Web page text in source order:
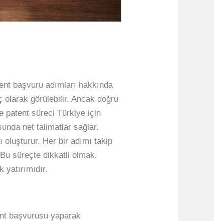
başvuru adımları hakkında
olarak görülebilir. Ancak doğru
patent süreci Türkiye için
net talimatlar sağlar.
oluşturur. Her bir adımı takip
süreçte dikkatli olmak,
başvurusu yaparak